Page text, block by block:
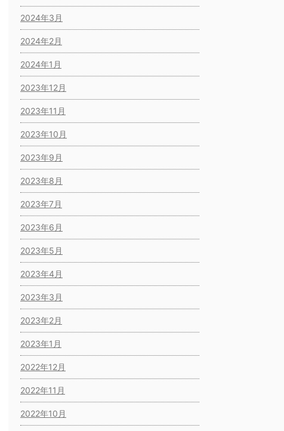
2024年3月
2024年2月
2024年1月
2023年12月
2023年11月
2023年10月
2023年9月
2023年8月
2023年7月
2023年6月
2023年5月
2023年4月
2023年3月
2023年2月
2023年1月
2022年12月
2022年11月
2022年10月